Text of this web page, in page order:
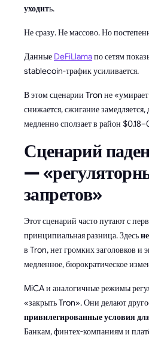
уходить.
Не сразу. Не массово. Но
Данные DeFiLlamaпо сетям
stablecoin-трафик усиливается.
В этом сценарии Tron не
снижается, сжигание
медленно сползает в район
Сценарий
—
запретов»
Этот сценарий часто путают с
принципиальная разница. Здесь
в Tron, нет громких заголовков и
медленное, бюрократическое
MiCA и аналогичные режимы
«закрыть Tron». Они делают
привилегированные условия
Банкам, финтех-компаниям и